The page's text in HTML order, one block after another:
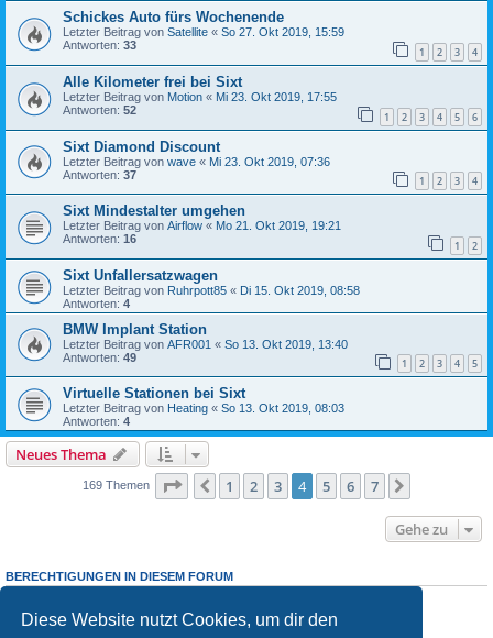
Diese Website nutzt Cookies, um dir den
Schickes Auto fürs Wochenende
Letzter Beitrag von Satellite « So 27. Okt 2019, 15:59
Antworten: 33 1 2 3 4
Alle Kilometer frei bei Sixt
Letzter Beitrag von Motion « Mi 23. Okt 2019, 17:55
Antworten: 52 1 2 3 4 5 6
Sixt Diamond Discount
Letzter Beitrag von wave « Mi 23. Okt 2019, 07:36
Antworten: 37 1 2 3 4
Sixt Mindestalter umgehen
Letzter Beitrag von Airflow « Mo 21. Okt 2019, 19:21
Antworten: 16 1 2
Sixt Unfallersatzwagen
Letzter Beitrag von Ruhrpott85 « Di 15. Okt 2019, 08:58
Antworten: 4
BMW Implant Station
Letzter Beitrag von AFR001 « So 13. Okt 2019, 13:40
Antworten: 49 1 2 3 4 5
Virtuelle Stationen bei Sixt
Letzter Beitrag von Heating « So 13. Okt 2019, 08:03
Antworten: 4
Neues Thema
169 Themen Seite von
Vorherige
1 2 3 4 5 6 7
Gehe zu
BERECHTIGUNGEN IN DIESEM FORUM
Du darfst keineAntworten zu Themen in diesem Forum erstellen.
Du darfst deine Beiträge in diesem Forumnichtändern.